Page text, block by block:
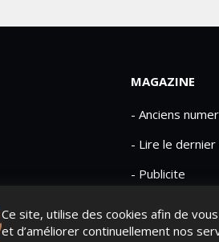
Ce site, utilise des cookies afin de
et d’améliorer continuellement nos
MAGAZINE
- Anciens
- Lire le dernier
- Publicite